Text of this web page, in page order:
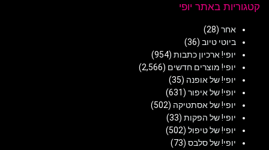
קטגוריות באתר יופי
אחר (28)
ביוטי טיוב (36)
יופי! ארכיון כתבות (954)
יופי! מוצרים חדשים (2,566)
יופי! של אופנה (35)
יופי! של איפור (631)
יופי! של אסתטיקה (502)
יופי! של הפקות (33)
יופי! של טיפול (502)
יופי! של סלבס (73)